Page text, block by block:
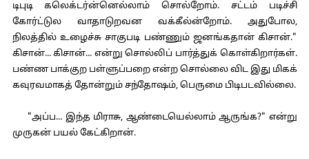
டிபுடி கலெக்டர்ன்னெல்லாம் சொல்றோம். சட்டம் படிச்சி
கோர்ட்டுல வாதாடுறவன வக்கீல்ன்றோம். அதுபோல,
நிலத்தில் உழைச்சு சாகுபடி பண்ணும் ஜனங்கதான் கிசான்."
கிசான்... கிசான்... என்று சொல்லிப் பார்த்துக் கொள்கிறார்கள்.
பண்ண பாக்குற பள்ளுப்பறை என்ற சொல்லை விட இது மிகக்
கவுரவமாகத் தோன்றும் சந்தோஷம், பெருமை பிடிபடவில்லை.
"அப்ப... இந்த மிராசு, ஆண்டையெல்லாம் ஆருங்க?" என்று
முருகன் பயல் கேட்கிறான்.